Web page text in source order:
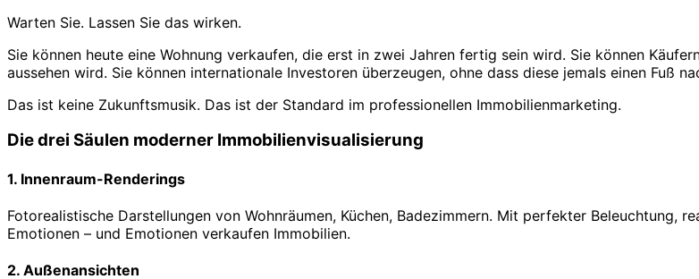
Warten Sie. Lassen Sie das wirken.
Sie können heute eine Wohnung verkaufen, die erst in zwei Jahren fertig sein wird. Sie können
aussehen wird. Sie können internationale Investoren überzeugen, ohne dass diese jemals einen Fuß
Das ist keine Zukunftsmusik. Das ist der Standard im professionellen Immobilienmarketing.
Die drei Säulen moderner Immobilienvisualisierung
1. Innenraum-Renderings
Fotorealistische Darstellungen von Wohnräumen, Küchen, Badezimmern. Mit perfekter Beleuchtung,
Emotionen – und Emotionen verkaufen Immobilien.
2. Außenansichten